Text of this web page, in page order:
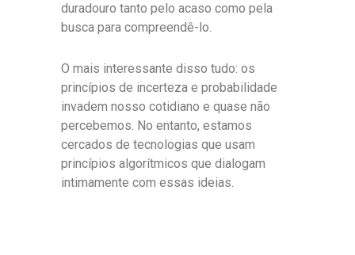
duradouro tanto pelo acaso como pela
busca para compreendê-lo.
O mais interessante disso tudo: os
princípios de incerteza e probabilidade
invadem nosso cotidiano e quase não
percebemos. No entanto, estamos
cercados de tecnologias que usam
princípios algorítmicos que dialogam
intimamente com essas ideias.